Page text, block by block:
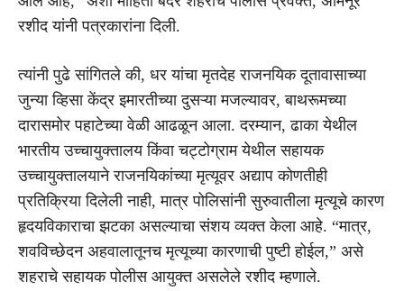
रशीद यांनी पत्रकारांना दिली.
त्यांनी पुढे सांगितले की, धर यांचा मृतदेह राजनयिक दूतावासाच्या
जुन्या व्हिसा केंद्र इमारतीच्या दुसऱ्या मजल्यावर, बाथरूमच्या
दारासमोर पहाटेच्या वेळी आढळून आला. दरम्यान, ढाका येथील
भारतीय उच्चायुक्तालय किंवा चट्टोग्राम येथील सहायक
उच्चायुक्तालयाने राजनयिकांच्या मृत्यूवर अद्याप कोणतीही
प्रतिक्रिया दिलेली नाही, मात्र पोलिसांनी सुरुवातीला मृत्यूचे कारण
हृदयविकाराचा झटका असल्याचा संशय व्यक्त केला आहे. “मात्र,
शवविच्छेदन अहवालातूनच मृत्यूच्या कारणाची पुष्टी होईल,” असे
शहराचे सहायक पोलीस आयुक्त असलेले रशीद म्हणाले.